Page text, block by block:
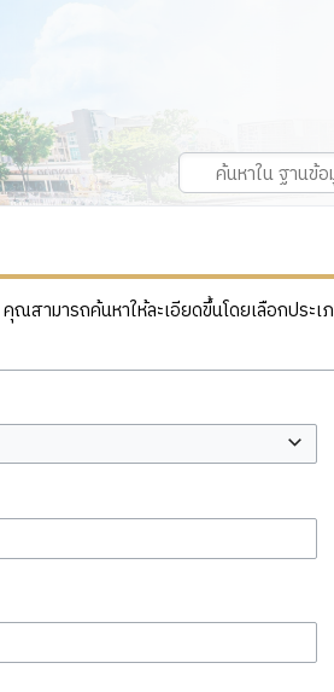
สามารถค้นหาให้ละเอียดขึ้นโดยเลือกประเ